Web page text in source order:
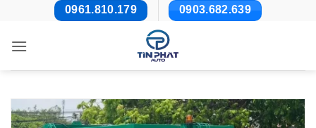
nội
0961.810.179 0903.682.639